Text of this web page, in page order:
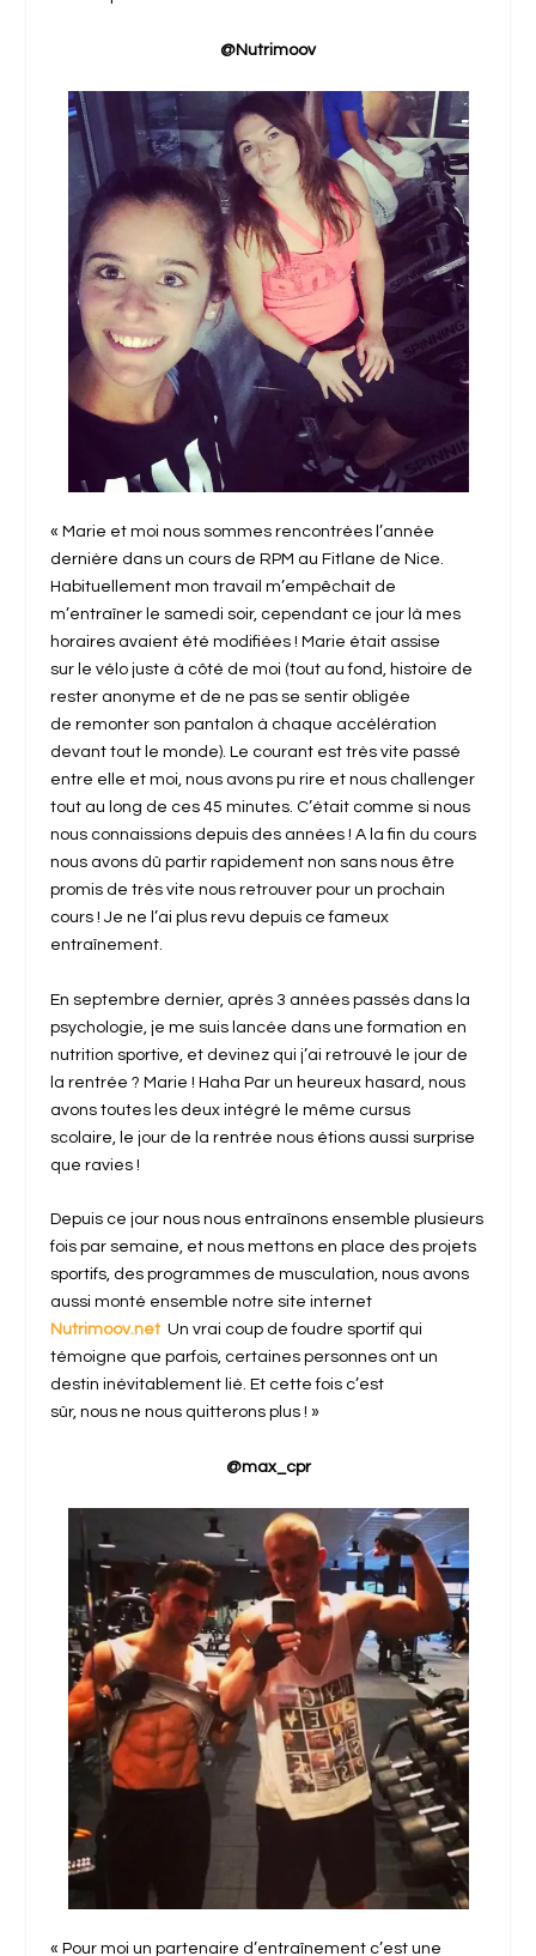
@Nutrimoov
« Marie et moi nous sommes rencontrées l’année
dernière dans un cours de RPM au Fitlane de Nice.
Habituellement mon travail m’empêchait de
m’entraîner le samedi soir, cependant ce jour là mes
horaires avaient été modifiées ! Marie était assise
sur le vélo juste à côté de moi (tout au fond, histoire de
rester anonyme et de ne pas se sentir obligée
de remonter son pantalon à chaque accélération
devant tout le monde). Le courant est très vite passé
entre elle et moi, nous avons pu rire et nous challenger
tout au long de ces 45 minutes. C’était comme si nous
nous connaissions depuis des années ! A la fin du cours
nous avons dû partir rapidement non sans nous être
promis de très vite nous retrouver pour un prochain
cours ! Je ne l’ai plus revu depuis ce fameux
entraînement.
En septembre dernier, après 3 années passés dans la
psychologie, je me suis lancée dans une formation en
nutrition sportive, et devinez qui j’ai retrouvé le jour de
la rentrée ? Marie ! Haha Par un heureux hasard, nous
avons toutes les deux intégré le même cursus
scolaire, le jour de la rentrée nous étions aussi surprise
que ravies !
Depuis ce jour nous nous entraînons ensemble plusieurs
fois par semaine, et nous mettons en place des projets
sportifs, des programmes de musculation, nous avons
aussi monté ensemble notre site internet
Nutrimoov.net Un vrai coup de foudre sportif qui
témoigne que parfois, certaines personnes ont un
destin inévitablement lié. Et cette fois c’est
sûr, nous ne nous quitterons plus ! »
@max_cpr
« Pour moi un partenaire d’entraînement c’est une